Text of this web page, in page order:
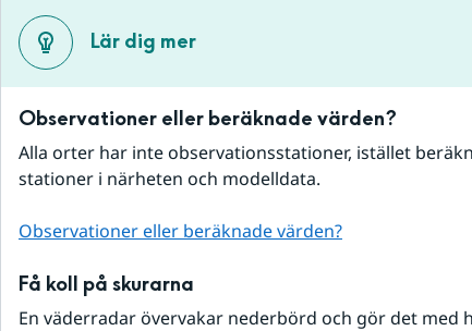
Lär dig mer
Observationer eller beräknade värden?
Alla orter har inte observationsstationer, istället
stationer i närheten och modelldata.
Observationer eller beräknade värden?
Få koll på skurarna
En väderradar övervakar nederbörd och gör det med